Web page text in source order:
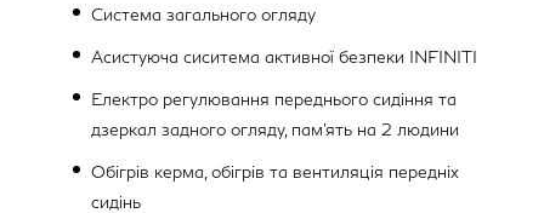
Система загального огляду
Асистуюча сиситема активної безпеки INFINITI
Електро регулювання переднього сидіння та
дзеркал задного огляду, пам'ять на 2 людини
Обігрів керма, обігрів та вентиляція передніх
сидінь